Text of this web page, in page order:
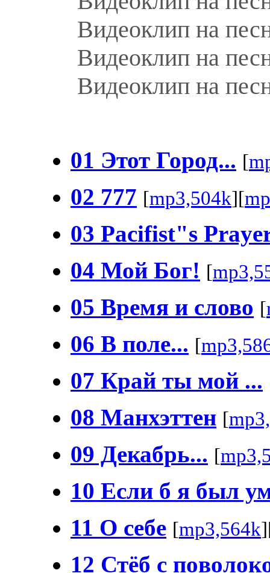
Видеоклип на
Видеоклип на
Видеоклип на
01 Этот Город... [
02 777 [mp3,504k][
03 Pacifist"s
04 Мой Бог! [
05 Bремя и слово [
06 B поле... [
07 Край ты мой ...
08 Манхэттен [
09 Декабрь... [
10 Если б я был
11 O ceбe [mp3,564k
12 Стёб c